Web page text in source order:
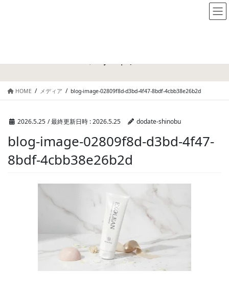
HOME メディア blog-image-02809f8d-d3bd-4f47-8bdf-4cbb38e26b2d
2026.5.25 / 最終更新日時 :2026.5.25 dodate-shinobu
blog-image-02809f8d-d3bd-4f47-
8bdf-4cbb38e26b2d